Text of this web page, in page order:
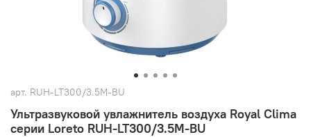
арт. RUH-LT300/3.5M-BU
Ультразвуковой увлажнитель воздуха Royal Clima
серии Loreto RUH-LT300/3.5M-BU